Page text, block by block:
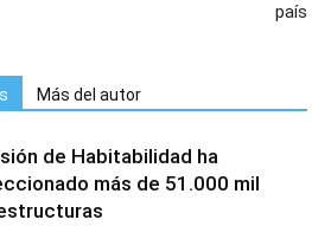
país
Más del autor
de Habitabilidad ha
más de 51.000 mil